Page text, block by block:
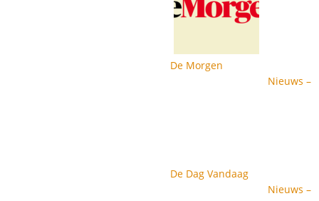
De Morgen
Nieuws –
De Dag Vandaag
Nieuws –